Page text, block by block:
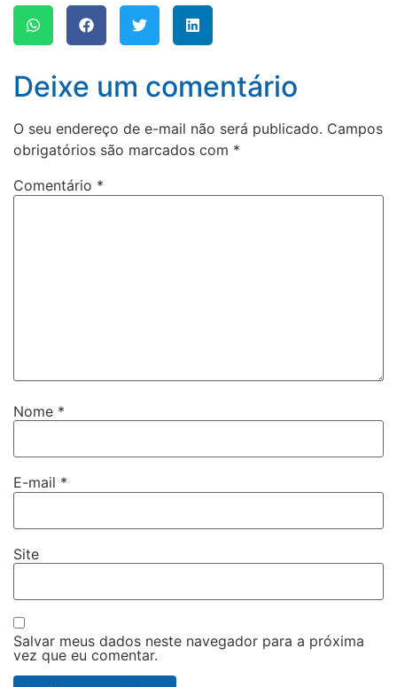
Deixe um comentário
O seu endereço de e-mail não será publicado. Campos
obrigatórios são marcados com *
Comentário *
Nome *
E-mail *
Site
Salvar meus dados neste navegador para a próxima
vez que eu comentar.